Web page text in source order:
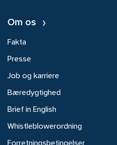
Om os
Fakta
Presse
Job og karriere
Bæredygtighed
Brief in English
Whistleblowerordning